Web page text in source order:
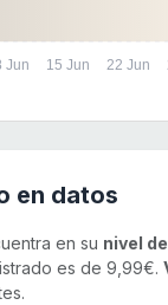
Jun 15 Jun 22 Jun
en datos
en su nivel
es de 9,99€.